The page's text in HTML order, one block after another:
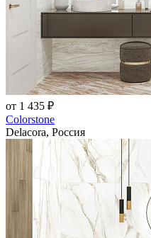
от 1 435 ₽
Colorstone
Delacora, Россия